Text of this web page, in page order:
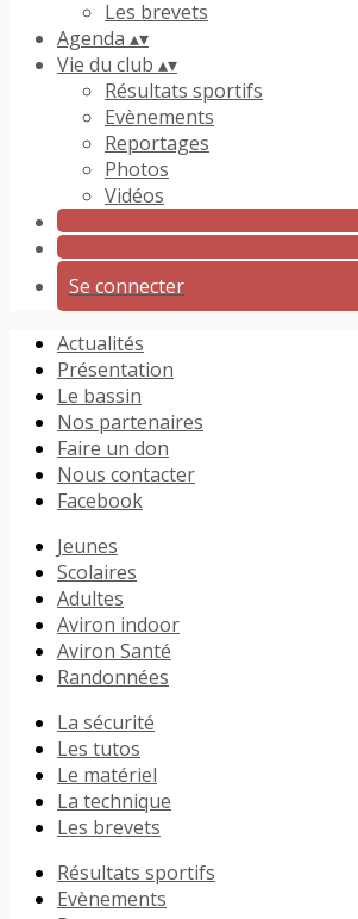
Les brevets
Agenda ▴▾
Vie du club ▴▾
Résultats sportifs
Evènements
Reportages
Photos
Vidéos
Se connecter
Actualités
Présentation
Le bassin
Nos partenaires
Faire un don
Nous contacter
Facebook
Jeunes
Scolaires
Adultes
Aviron indoor
Aviron Santé
Randonnées
La sécurité
Les tutos
Le matériel
La technique
Les brevets
Résultats sportifs
Evènements